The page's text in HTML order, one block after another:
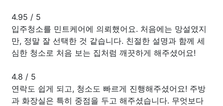
4.95 / 5
입주청소를 민트케어에 의뢰했어요. 처음에는 망설였지
만, 정말 잘 선택한 것 같습니다. 친절한 설명과 함께 세
심한 청소로 처음 보는 집처럼 깨끗하게 해주셨어요!
4.8 / 5
연락도 쉽게 되고, 청소도 빠르게 진행해주셨어요! 주방
과 화장실은 특히 중점을 두고 해주셨습니다. 무엇보다